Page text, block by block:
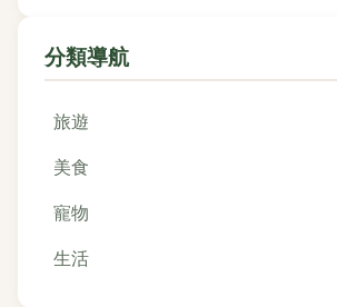
分類導航
旅遊
美食
寵物
生活